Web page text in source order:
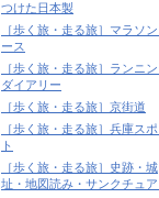
つけた日本製
［歩く旅・走る旅］マラソン
ース
［歩く旅・走る旅］ランニ
ダイアリー
［歩く旅・走る旅］京街道
［歩く旅・走る旅］兵庫スポ
ト
［歩く旅・走る旅］史跡・城
址・地図読み・サンクチュア